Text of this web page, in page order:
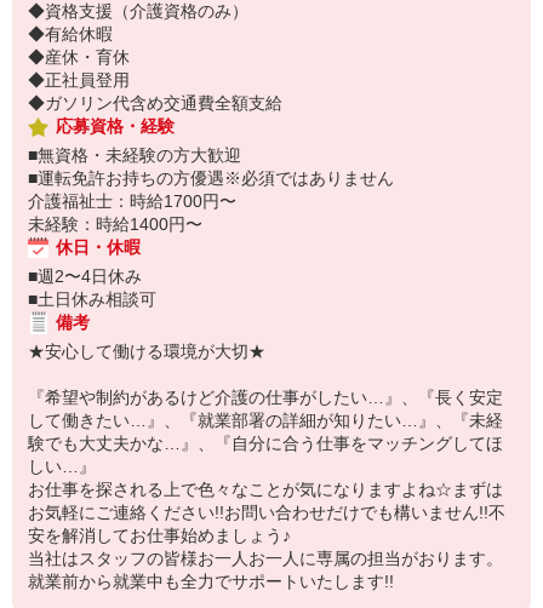
◆資格支援（介護資格のみ）
◆有給休暇
◆産休・育休
◆正社員登用
◆ガソリン代含め交通費全額支給
応募資格・経験
■無資格・未経験の方大歓迎
■運転免許お持ちの方優遇※必須ではありません
介護福祉士：時給1700円〜
未経験：時給1400円〜
休日・休暇
■週2〜4日休み
■土日休み相談可
備考
★安心して働ける環境が大切★
『希望や制約があるけど介護の仕事がしたい…』、『長く安定
して働きたい…』、『就業部署の詳細が知りたい…』、『未経
験でも大丈夫かな…』、『自分に合う仕事をマッチングしてほ
しい…』
お仕事を探される上で色々なことが気になりますよね☆まずは
お気軽にご連絡ください!!お問い合わせだけでも構いません!!不
安を解消してお仕事始めましょう♪
当社はスタッフの皆様お一人お一人に専属の担当がおります。
就業前から就業中も全力でサポートいたします!!